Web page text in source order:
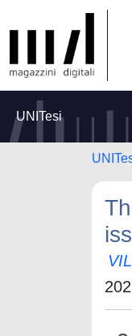
UNITesi